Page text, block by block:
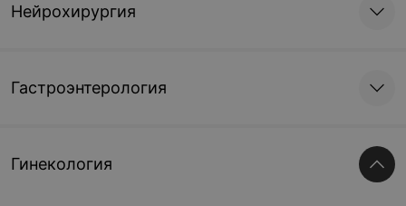
Нейрохирургия
Гастроэнтерология
Гинекология